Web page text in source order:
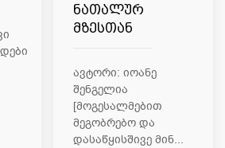
ნათალურ
მზესთან
ავტორი: იოანე
შენგელია
[მოგესალმებით
მეგობრებო და
დასაწყისშივე მინ...